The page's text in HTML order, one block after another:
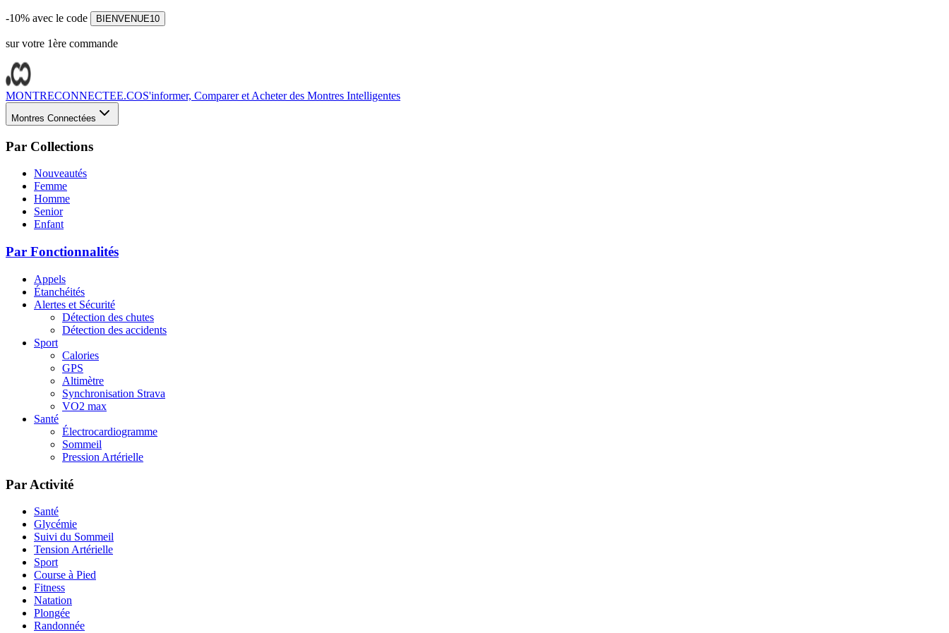
-10% avec le code BIENVENUE10
sur votre 1ère commande
MONTRECONNECTEE.COS'informer, Comparer et Acheter des Montres Intelligentes
Montres Connectées
Par Collections
Nouveautés
Femme
Homme
Senior
Enfant
Par Fonctionnalités
Appels
Étanchéités
Alertes et Sécurité
Détection des chutes
Détection des accidents
Sport
Calories
GPS
Altimètre
Synchronisation Strava
VO2 max
Santé
Électrocardiogramme
Sommeil
Pression Artérielle
Par Activité
Santé
Glycémie
Suivi du Sommeil
Tension Artérielle
Sport
Course à Pied
Fitness
Natation
Plongée
Randonnée